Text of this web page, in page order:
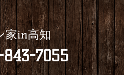
家in高知
7055